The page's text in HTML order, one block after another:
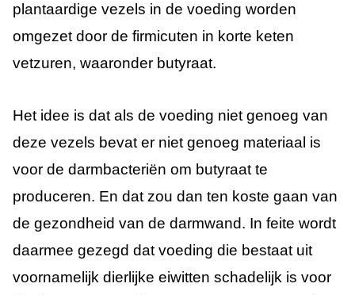
plantaardige vezels in de voeding worden
omgezet door de firmicuten in korte keten
vetzuren, waaronder butyraat.
Het idee is dat als de voeding niet genoeg van
deze vezels bevat er niet genoeg materiaal is
voor de darmbacteriën om butyraat te
produceren. En dat zou dan ten koste gaan van
de gezondheid van de darmwand. In feite wordt
daarmee gezegd dat voeding die bestaat uit
voornamelijk dierlijke eiwitten schadelijk is voor